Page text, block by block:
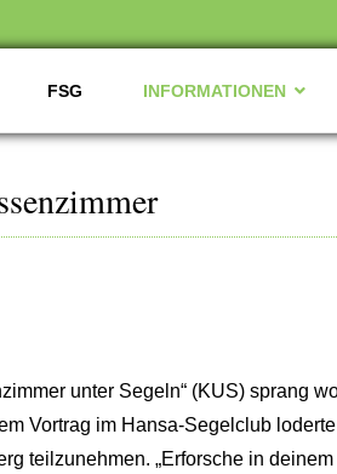
FSG INFORMATIONEN
unter Segeln“ (KUS) sprang
Vortrag im Hansa-Segelclub
teilzunehmen. „Erforsche in